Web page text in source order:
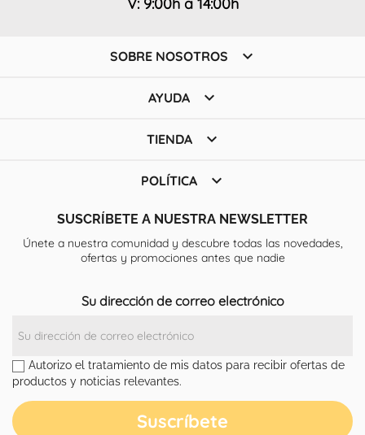
V: 9:00h a 14:00h
SOBRE NOSOTROS 
AYUDA 
TIENDA 
POLÍTICA 
SUSCRÍBETE A NUESTRA NEWSLETTER
Únete a nuestra comunidad y descubre todas las novedades,
ofertas y promociones antes que nadie
Su dirección de correo electrónico
Autorizo el tratamiento de mis datos para recibir ofertas de
productos y noticias relevantes.